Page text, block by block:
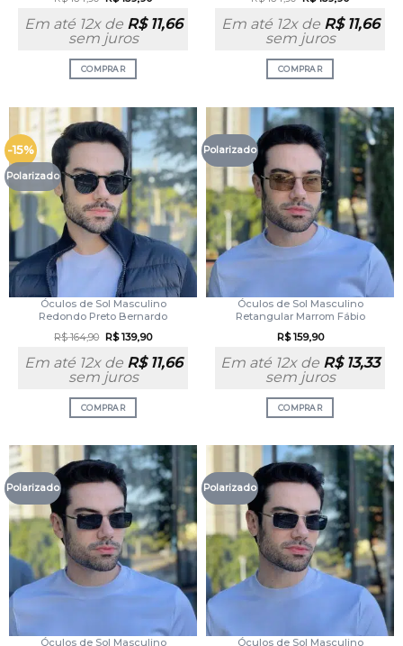
Em até 12x de R$11,66
sem juros
COMPRAR
Em até 12x de R$11,66
sem juros
COMPRAR
-15%
Polarizado
Óculos de Sol Masculino
Redondo Preto Bernardo
R$164,90 R$139,90
Em até 12x de R$11,66
sem juros
COMPRAR
Polarizado
Óculos de Sol Masculino
Retangular Marrom Fábio
R$159,90
Em até 12x de R$13,33
sem juros
COMPRAR
Polarizado
Óculos de Sol Masculino
Polarizado
Óculos de Sol Masculino